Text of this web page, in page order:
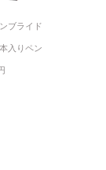
ブライド
入りペン